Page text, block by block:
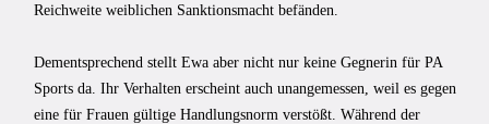
Reichweite weiblichen Sanktionsmacht befänden.
Dementsprechend stellt Ewa aber nicht nur keine Gegnerin für PA
Sports da. Ihr Verhalten erscheint auch unangemessen, weil es gegen
eine für Frauen gültige Handlungsnorm verstößt. Während der